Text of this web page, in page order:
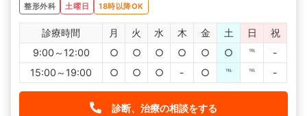
整形外科 土曜日 18時以降OK
診療時間 月 火 水 木 金 土 日
祝
9:00～12:00
○ ○ ○ ○ ○ ○ ℡
-
15:00～19:00
○ ○ ○ - ○ ℡ ℡ -
診断、治療の相談をする